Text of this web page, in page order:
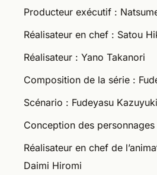
Producteur exécutif :
Réalisateur en chef : Satou
Réalisateur : Yano Takanori
Composition de la série :
Scénario : Fudeyasu
Conception des
Réalisateur en chef de
Daimi Hiromi